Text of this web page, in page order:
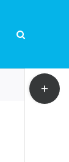
Toggle
Sliding